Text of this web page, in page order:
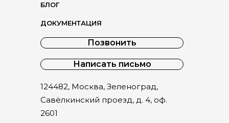
БЛОГ
ДОКУМЕНТАЦИЯ
Позвонить
Написать письмо
124482, Москва, Зеленоград,
Савёлкинский проезд, д. 4, оф.
2601